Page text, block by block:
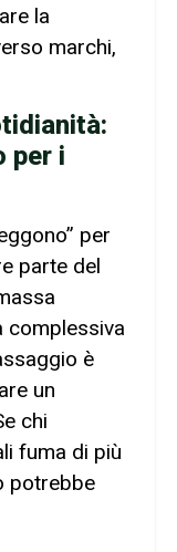
la
marchi,
per i
per
parte del
complessiva
è
un
chi
fuma di più
potrebbe